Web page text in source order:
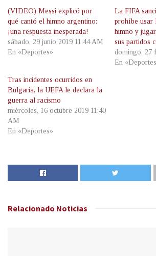
(VIDEO) Messi explicó por
qué cantó el himno argentino:
¡una respuesta inesperada!
sábado, 29 junio 2019 11:44 AM
En «Deportes»
La FIFA
prohíbe usar
himno y
sus partidos
domingo, 27
En
Tras incidentes ocurridos en
Bulgaria, la UEFA le declara la
guerra al racismo
miércoles, 16 octubre 2019 11:40
AM
En «Deportes»
Relacionado Noticias